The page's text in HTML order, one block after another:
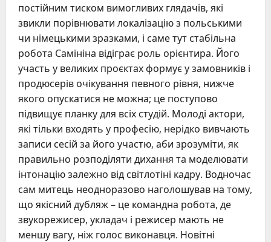
постійним тиском вимогливих глядачів, які
звикли порівнювати локалізацію з польськими
чи німецькими зразками, і саме тут стабільна
робота Самініна відіграє роль орієнтира. Його
участь у великих проєктах формує у замовників і
продюсерів очікування певного рівня, нижче
якого опускатися не можна; це поступово
підвищує планку для всіх студій. Молоді актори,
які тільки входять у професію, нерідко вивчають
записи сесій за його участю, аби зрозуміти, як
правильно розподіляти дихання та моделювати
інтонацію залежно від світлотіні кадру. Водночас
сам митець неодноразово наголошував на тому,
що якісний дубляж – це командна робота, де
звукорежисер, укладач і режисер мають не
меншу вагу, ніж голос виконавця. Новітні